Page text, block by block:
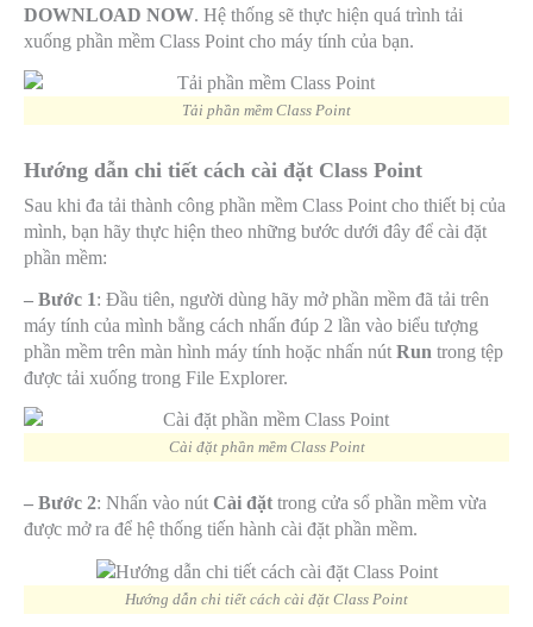
DOWNLOAD NOW. Hệ thống sẽ thực hiện quá trình tải
xuống phần mềm Class Point cho máy tính của bạn.
Tải phần mềm Class Point
Hướng dẫn chi tiết cách cài đặt Class Point
Sau khi đa tải thành công phần mềm Class Point cho thiết bị của
mình, bạn hãy thực hiện theo những bước dưới đây để cài đặt
phần mềm:
– Bước 1: Đầu tiên, người dùng hãy mở phần mềm đã tải trên
máy tính của mình bằng cách nhấn đúp 2 lần vào biểu tượng
phần mềm trên màn hình máy tính hoặc nhấn nút Run trong tệp
được tải xuống trong File Explorer.
Cài đặt phần mềm Class Point
– Bước 2: Nhấn vào nút Cài đặt trong cửa sổ phần mềm vừa
được mở ra để hệ thống tiến hành cài đặt phần mềm.
Hướng dẫn chi tiết cách cài đặt Class Point